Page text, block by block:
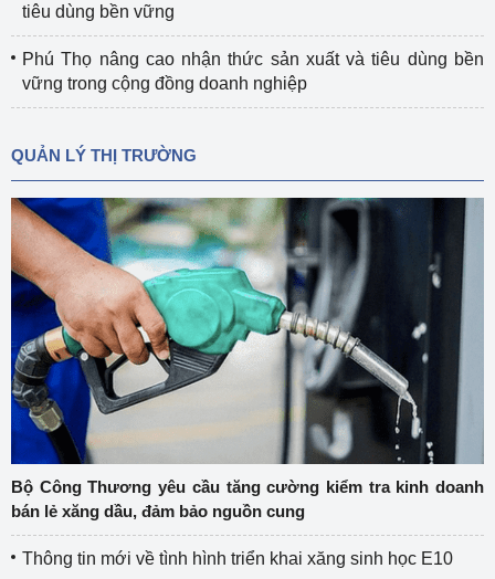
tiêu dùng bền vững
Phú Thọ nâng cao nhận thức sản xuất và tiêu dùng bền
vững trong cộng đồng doanh nghiệp
QUẢN LÝ THỊ TRƯỜNG
Bộ Công Thương yêu cầu tăng cường kiểm tra kinh doanh
bán lẻ xăng dầu, đảm bảo nguồn cung
Thông tin mới về tình hình triển khai xăng sinh học E10